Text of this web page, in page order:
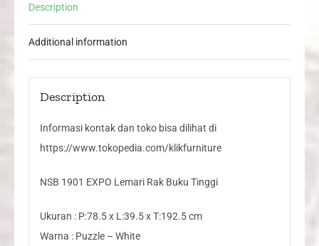
Description
Additional information
Description
Informasi kontak dan toko bisa dilihat di
https://www.tokopedia.com/klikfurniture
NSB 1901 EXPO Lemari Rak Buku Tinggi
Ukuran : P:78.5 x L:39.5 x T:192.5 cm
Warna : Puzzle – White